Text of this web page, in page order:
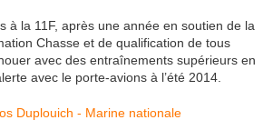
à la 11F, après une année en soutien de la
Chasse et de qualification de tous
avec des entraînements supérieurs en
avec le porte-avions à l’été 2014.